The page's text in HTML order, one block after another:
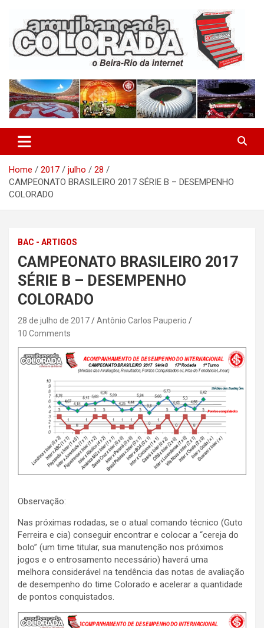
content
Arquibancada Colorada
Home 2017 julho
28
CAMPEONATO BRASILEIRO 2017 SÉRIE B – DESEMPENHO
COLORADO
BAC - ARTIGOS
CAMPEONATO BRASILEIRO 2017
SÉRIE B – DESEMPENHO
COLORADO
28 de julho de 2017
Antônio Carlos Pauperio
10 Comments
Observação:
Nas próximas rodadas, se o atual comando técnico (Guto
Ferreira e cia) conseguir encontrar e colocar a “cereja do
bolo” (um time titular, sua manutenção nos próximos
jogos e o entrosamento necessário) haverá uma
melhora considerável na tendência das notas de avaliação
de desempenho do time Colorado e acelerar a quantidade
de pontos conquistados.